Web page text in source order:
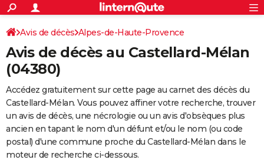
ACTUALITÉS
Politique
Société
Faits Divers
Education
Monde
Villes
+
SPORT
Coupe du monde 2026
Football
Tennis
Cyclisme
Rugby
Forum
FINANCE
Retraite
Impôts
Epargne
Immobilier
Risques naturels par ville
Banque
Assurance
Crédit
Essais
Réserver un essai
Citadines
Berlines
SUV
Forum auto
+
HIGH-TECH
Mobiles
Meilleur smartphone
Internet
Ordinateurs
Jeux vidéo
Guide high-tech
+BRICOLAGE
S'inscrire
Connexion
Avis de décès Alpes-de-Haute-Provence
Avis de décès au Castellard-Mélan
(04380)
Accédez gratuitement sur cette page au carnet des décès du
Castellard-Mélan. Vous pouvez affiner votre recherche, trouver
un avis de décès, une nécrologie ou un avis d'obsèques plus
ancien en tapant le nom d'un défunt et/ou le nom (ou code
postal) d'une commune proche du Castellard-Mélan dans le
moteur de recherche ci-dessous.